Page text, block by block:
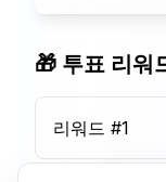
🎁 투표 리워
리워드 #1